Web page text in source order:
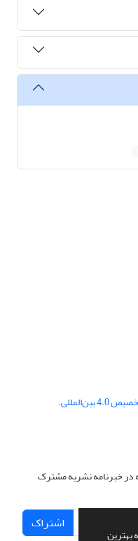
بهترین
.
در خبرنامه نشریه مشترک
اشتراک